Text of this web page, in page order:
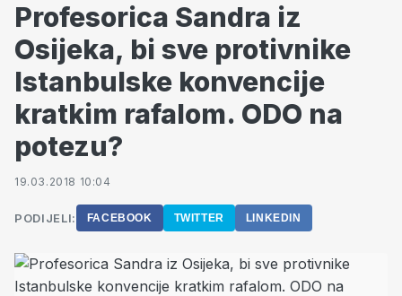
Profesorica Sandra iz
Osijeka, bi sve protivnike
Istanbulske konvencije
kratkim rafalom. ODO na
potezu?
19.03.2018 10:04
PODIJELI: FACEBOOK TWITTER LINKEDIN